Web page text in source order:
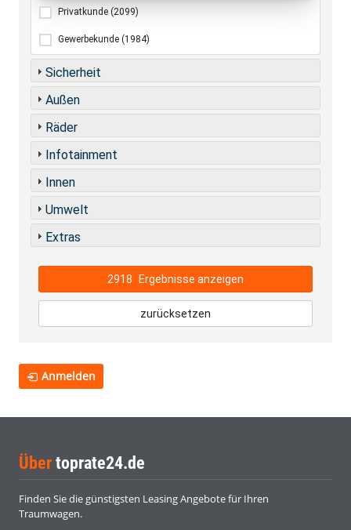
Privatkunde (2099)
Gewerbekunde (1984)
Sicherheit
Außen
Räder
Infotainment
Innen
Umwelt
Extras
2918 Ergebnisse anzeigen
zurücksetzen
Anmelden
Über toprate24.de
Finden Sie die günstigsten Leasing Angebote für Ihren
Traumwagen.